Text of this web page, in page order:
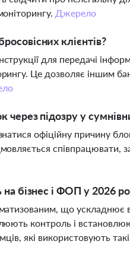
Джерело
клієнтів?
для передачі
Це дозволяє іншим
підозру у
офіційну причину
співпрацювати,
бізнес і ФОП у 2026
що ускладнює
контроль і
які використовують